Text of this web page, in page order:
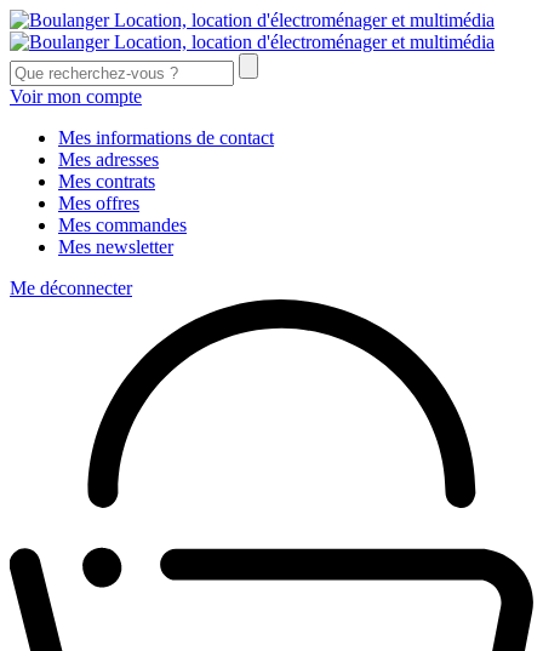
Voir mon compte
Mes informations de contact
Mes adresses
Mes contrats
Mes offres
Mes commandes
Mes newsletter
Me déconnecter